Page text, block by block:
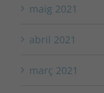
maig 2021
abril 2021
març 2021